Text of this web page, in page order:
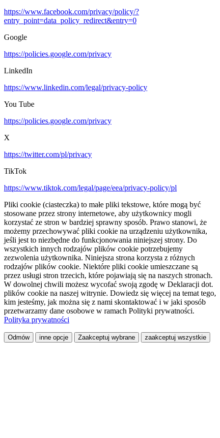
https://www.facebook.com/privacy/policy/?
entry_point=data_policy_redirect&entry=0
Google
https://policies.google.com/privacy
LinkedIn
https://www.linkedin.com/legal/privacy-policy
You Tube
https://policies.google.com/privacy
X
https://twitter.com/pl/privacy
TikTok
https://www.tiktok.com/legal/page/eea/privacy-policy/pl
Pliki cookie (ciasteczka) to małe pliki tekstowe, które mogą być
stosowane przez strony internetowe, aby użytkownicy mogli
korzystać ze stron w bardziej sprawny sposób. Prawo stanowi, że
możemy przechowywać pliki cookie na urządzeniu użytkownika,
jeśli jest to niezbędne do funkcjonowania niniejszej strony. Do
wszystkich innych rodzajów plików cookie potrzebujemy
zezwolenia użytkownika. Niniejsza strona korzysta z różnych
rodzajów plików cookie. Niektóre pliki cookie umieszczane są
przez usługi stron trzecich, które pojawiają się na naszych stronach.
W dowolnej chwili możesz wycofać swoją zgodę w Deklaracji dot.
plików cookie na naszej witrynie. Dowiedz się więcej na temat tego,
kim jesteśmy, jak można się z nami skontaktować i w jaki sposób
przetwarzamy dane osobowe w ramach Polityki prywatności.
Polityka prywatności
Odmów inne opcje Zaakceptuj wybrane zaakceptuj wszystkie